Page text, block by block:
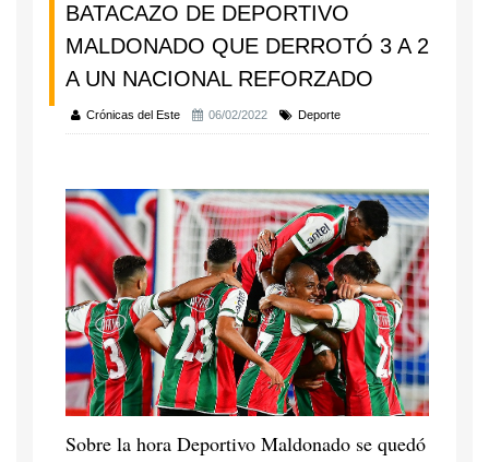
BATACAZO DE DEPORTIVO
MALDONADO QUE DERROTÓ 3 A 2
A UN NACIONAL REFORZADO
Crónicas del Este 06/02/2022 Deporte
Sobre la hora Deportivo Maldonado se quedó